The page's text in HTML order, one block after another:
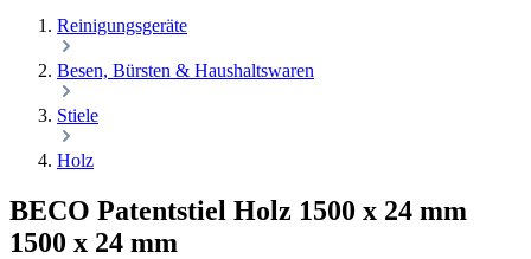
Reinigungsgeräte
Besen, Bürsten & Haushaltswaren
Stiele
Holz
BECO Patentstiel Holz 1500 x 24 mm
1500 x 24 mm